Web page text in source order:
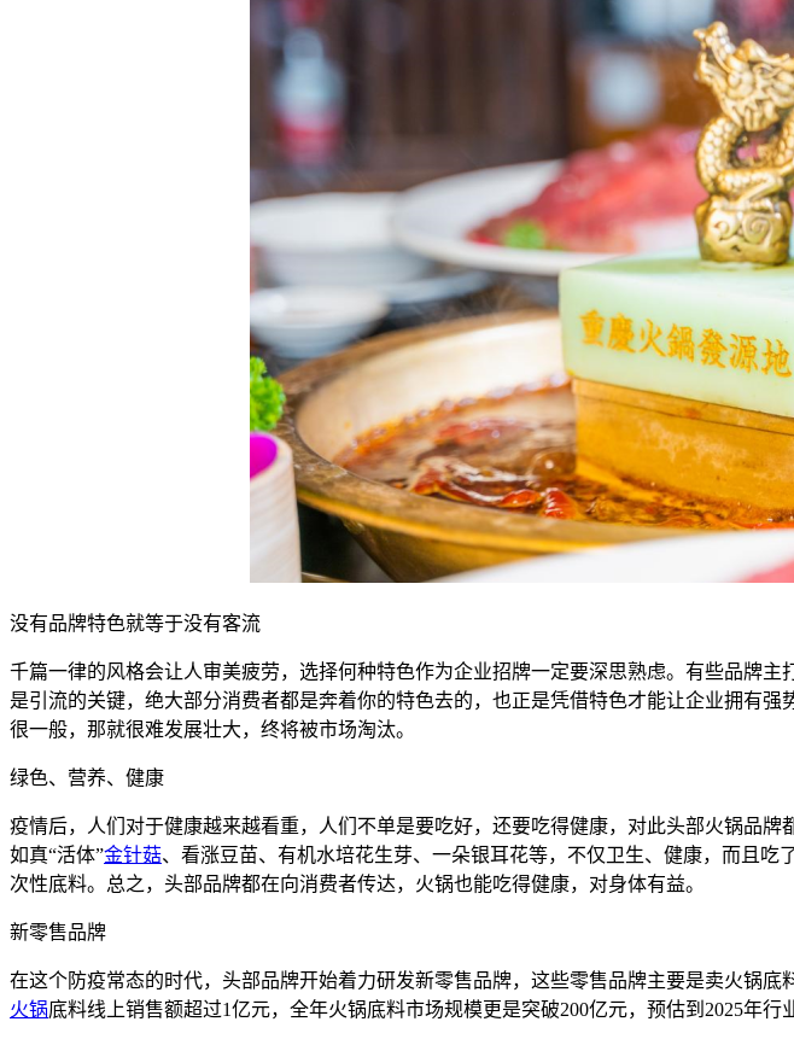
没有品牌特色就等于没有客流
千篇一律的风格会让人审美疲劳，选择何种特色作为企业招牌一定要深思熟虑。有些品牌
是引流的关键，绝大部分消费者都是奔着你的特色去的，也正是凭借特色才能让企业拥有
很一般，那就很难发展壮大，终将被市场淘汰。
绿色、营养、健康
疫情后，人们对于健康越来越看重，人们不单是要吃好，还要吃得健康，对此头部火锅品牌
如真“活体”金针菇、看涨豆苗、有机水培花生芽、一朵银耳花等，不仅卫生、健康，而且
次性底料。总之，头部品牌都在向消费者传达，火锅也能吃得健康，对身体有益。
新零售品牌
在这个防疫常态的时代，头部品牌开始着力研发新零售品牌，这些零售品牌主要是卖火锅
火锅底料线上销售额超过1亿元，全年火锅底料市场规模更是突破200亿元，预估到2025年行